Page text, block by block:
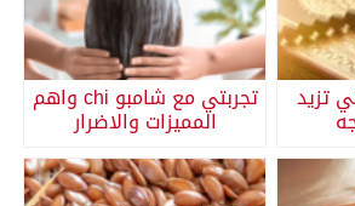
تزيد تجربتي مع شامبو chi واهم
المميزات والاضرار